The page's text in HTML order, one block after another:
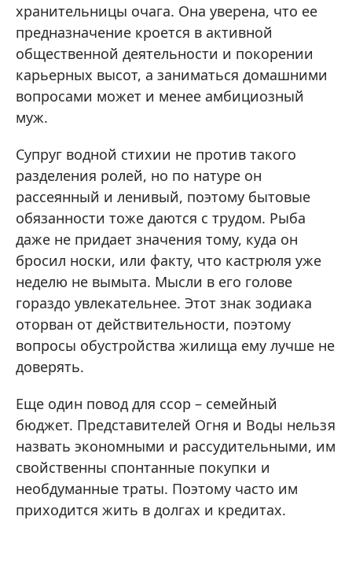
хранительницы очага. Она уверена, что ее
предназначение кроется в активной
общественной деятельности и покорении
карьерных высот, а заниматься домашними
вопросами может и менее амбициозный
муж.
Супруг водной стихии не против такого
разделения ролей, но по натуре он
рассеянный и ленивый, поэтому бытовые
обязанности тоже даются с трудом. Рыба
даже не придает значения тому, куда он
бросил носки, или факту, что кастрюля уже
неделю не вымыта. Мысли в его голове
гораздо увлекательнее. Этот знак зодиака
оторван от действительности, поэтому
вопросы обустройства жилища ему лучше не
доверять.
Еще один повод для ссор – семейный
бюджет. Представителей Огня и Воды нельзя
назвать экономными и рассудительными, им
свойственны спонтанные покупки и
необдуманные траты. Поэтому часто им
приходится жить в долгах и кредитах.